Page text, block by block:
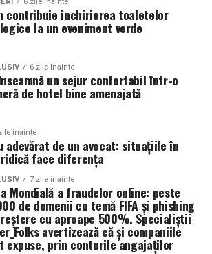
este recomandat Ravenol VMP
RavenolVMP USVO 5W30 este
numeroase motoare moderne care
cu aprobări OEM specifice.
constructorului, poate fi
ale unor mărci precum:
Benz;
care sunt mult mai dăunătoare
toaletele ecologice contribuie la
responsabil din punct
și ajută la protejarea resurselor
imaginii evenimentului
ecologice, precum tipul ecologic
beneficii semnificative imaginii
o eră în care participanții devin din
de problemele de mediu,
aleg să adopte soluții sustenabile, cum
din gama ecologică, pot
publicului.
contribuie închirierea toaletelor
la un eveniment verde
6 zile inainte
un sejur confortabil într-o
de hotel bine amenajată
inainte
adevărat de un avocat: situațiile în
face diferența
7 zile inainte
Mondială a fraudelor online: peste
de domenii cu temă FIFA și phishing
cu aproape 500%. Specialiștii
avertizează că și companiile
expuse, prin conturile angajaților